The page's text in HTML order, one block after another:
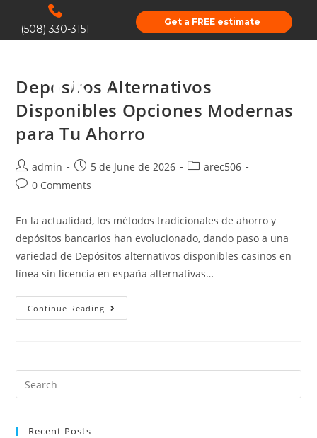
(508) 330-3151
Get a FREE estimate
Depósitos Alternativos
Disponibles Opciones Modernas
para Tu Ahorro
admin 5 de June de 2026
arec506
0 Comments
En la actualidad, los métodos tradicionales de ahorro y
depósitos bancarios han evolucionado, dando paso a una
variedad de Depósitos alternativos disponibles casinos en
línea sin licencia en españa alternativas…
Continue Reading
Recent Posts